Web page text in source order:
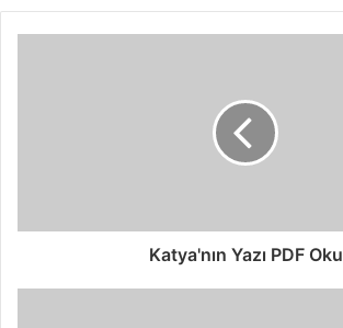
Katya'nın Yazı PDF Oku